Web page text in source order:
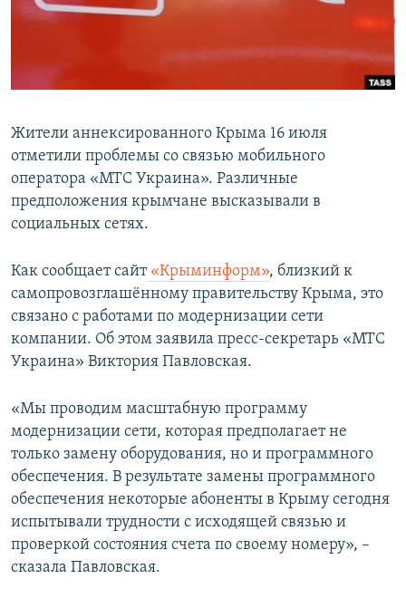
ПОБЕДИТЕЛЕЙ НЕ СУДЯТ?
ПРИСОЕДИНЯЙТЕСЬ!
Все сайты RFE/RL
Жители аннексированного Крыма 16 июля
отметили проблемы со связью мобильного
оператора «МТС Украина». Различные
предположения крымчане высказывали в
социальных сетях.
Как сообщает сайт«Крыминформ», близкий к
самопровозглашённому правительству Крыма, это
связано с работами по модернизации сети
компании. Об этом заявила пресс-секретарь «МТС
Украина» Виктория Павловская.
«Мы проводим масштабную программу
модернизации сети, которая предполагает не
только замену оборудования, но и программного
обеспечения. В результате замены программного
обеспечения некоторые абоненты в Крыму сегодня
испытывали трудности с исходящей связью и
проверкой состояния счета по своему номеру», –
сказала Павловская.